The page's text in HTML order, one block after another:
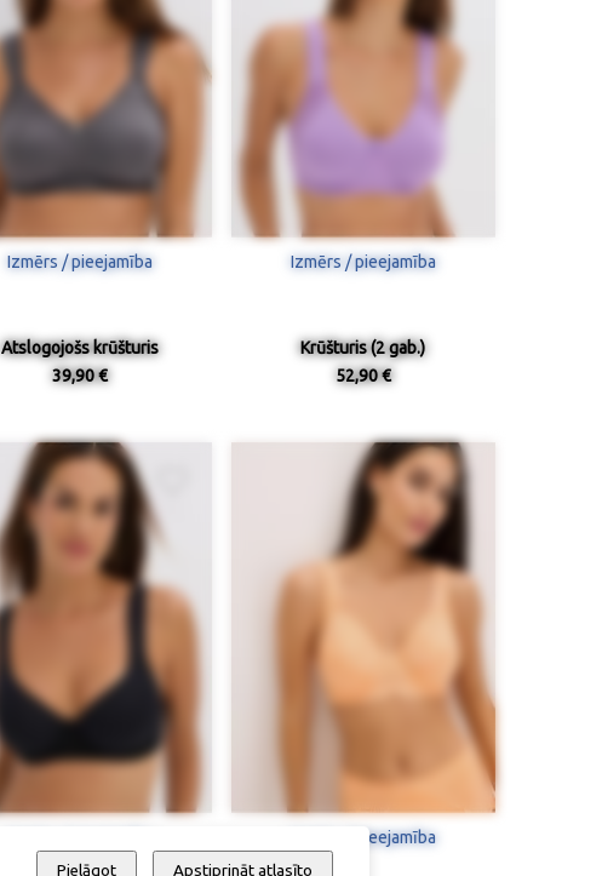
Izmērs / pieejamība
Atslogojošs krūšturis
39,90 €
Izmērs / pieejamība
Krūšturis (2 gab.)
52,90 €
Izmērs / pieejamība
Pielāgot Apstiprināt atlasīto